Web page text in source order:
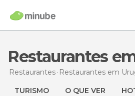
Restaurantes
Restaurantes Restaurantes em
TURISMO O QUE VER